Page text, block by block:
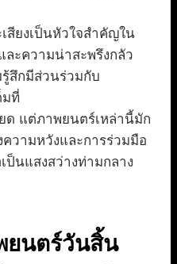
สียงเป็นหัวใจสำคัญใน
ละความน่าสะพรึงกลัว
สึกมีส่วนร่วมกับ
มที่
ด แต่ภาพยนตร์เหล่านี้มัก
ความหวังและการร่วมมือ
ป็นแสงสว่างท่ามกลาง
ยนตร์วันสิ้น